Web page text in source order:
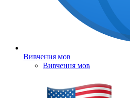
Вивчення мов
Вивчення мов